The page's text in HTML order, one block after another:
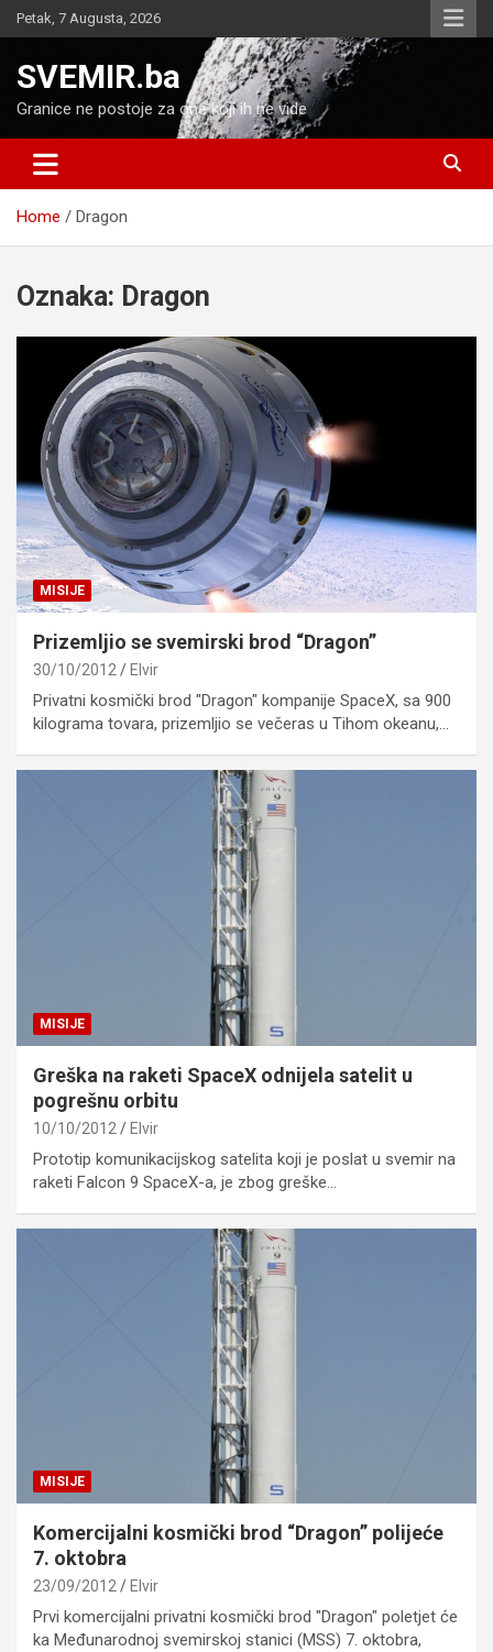
Skip
to
Petak, 7 Augusta, 2026
SVEMIR.ba
Granice ne postoje za one koji ih ne vide
Home Dragon
Oznaka: Dragon
MISIJE
Prizemljio se svemirski brod “Dragon”
30/10/2012 Elvir
Privatni kosmički brod "Dragon" kompanije SpaceX, sa 900
kilograma tovara, prizemljio se večeras u Tihom okeanu,…
MISIJE
Greška na raketi SpaceX odnijela satelit u
pogrešnu orbitu
10/10/2012 Elvir
Prototip komunikacijskog satelita koji je poslat u svemir na
raketi Falcon 9 SpaceX-a, je zbog greške…
MISIJE
Komercijalni kosmički brod “Dragon” polijeće
7. oktobra
23/09/2012 Elvir
Prvi komercijalni privatni kosmički brod "Dragon" poletjet će
ka Međunarodnoj svemirskoj stanici (MSS) 7. oktobra,